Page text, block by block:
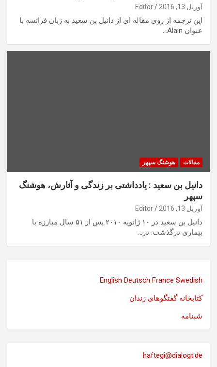
آوریل 13, 2016 Editor
اين ترجمه از روی مقاله ای از دانيل بن سعيد به زبان فرانسه با
عنوان Alain…
مقالات هوشنگ سپهر
دانيل بن سعيد : يادداشتی بر زندگی و آثارش، ھوشنگ
سپھر
آوریل 13, 2016 Editor
دانيل بن سعيد در ١٠ ژانويه ٢٠١٠ پس از ۵١ سال مبارزه با
بيماری درگذشت. در…
English Deutsch France Swedish
کتابخانه گفتگوهای زندان
شبنامه
haftegi@dialogt.de